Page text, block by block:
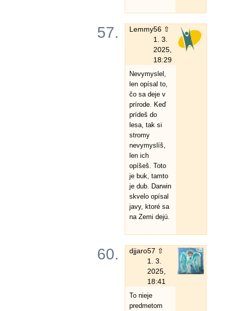
57. Lemmy56 ⇧
1. 3.
2025,
18:29
Nevymyslel,
len opísal to,
čo sa deje v
prírode. Keď
prídeš do
lesa, tak si
stromy
nevymyslíš,
len ich
opíšeš. Toto
je buk, tamto
je dub. Darwin
skvelo opísal
javy, ktoré sa
na Zemi dejú.
60. djjaro57 ⇧
1. 3.
2025,
18:41
To nieje
predmetom